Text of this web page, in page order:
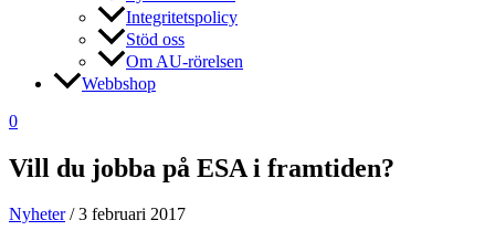
Integritetspolicy
Stöd oss
Om AU-rörelsen
Webbshop
0
Vill du jobba på ESA i framtiden?
Nyheter/3 februari 2017